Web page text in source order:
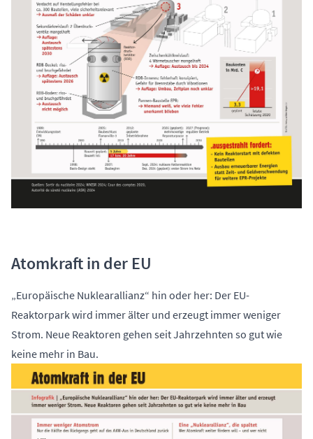
Atomkraft in der EU
„Europäische Nuklearallianz“ hin oder her: Der EU-
Reaktorpark wird immer älter und erzeugt immer weniger
Strom. Neue Reaktoren gehen seit Jahrzehnten so gut wie
keine mehr in Bau.